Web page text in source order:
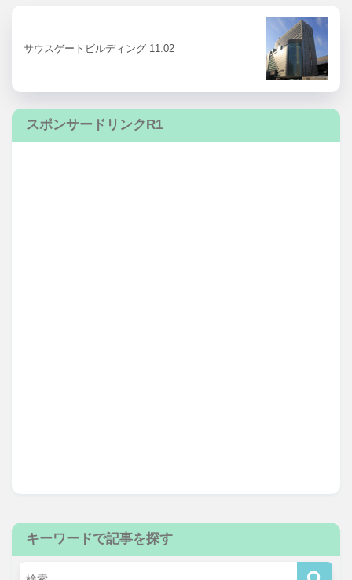
サウスゲートビルディング 11.02
スポンサードリンクR1
キーワードで記事を探す